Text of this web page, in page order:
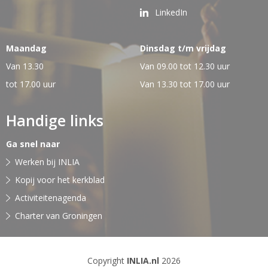
LinkedIn
Maandag
Van 13.30
tot 17.00 uur
Dinsdag t/m vrijdag
Van 09.00 tot 12.30 uur
Van 13.30 tot 17.00 uur
Handige links
Ga snel naar
Werken bij INLIA
Kopij voor het kerkblad
Activiteitenagenda
Charter van Groningen
Copyright INLIA.nl 2026